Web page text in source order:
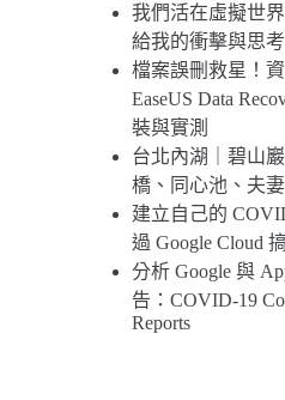
我們活在虛擬世
給我的衝擊與思考
檔案誤刪救星！
EaseUS Data
裝與實測
台北內湖｜碧山
橋、同心池、夫
建立自己的
過 Google Cloud
分析 Google 與
告：COVID-19
Reports